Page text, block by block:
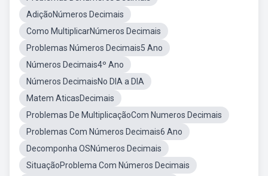
AdiçãoNúmeros Decimais
Como MultiplicarNúmeros Decimais
Problemas Números Decimais5 Ano
Números Decimais4º Ano
Números DecimaisNo DIA a DIA
Matem AticasDecimais
Problemas De MultiplicaçãoCom Numeros Decimais
Problemas Com Números Decimais6 Ano
Decomponha OSNúmeros Decimais
SituaçãoProblema Com Números Decimais